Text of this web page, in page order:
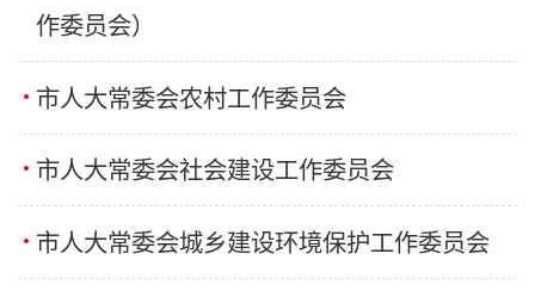
作委员会）
市人大常委会农村工作委员会
市人大常委会社会建设工作委员会
市人大常委会城乡建设环境保护工作委员会